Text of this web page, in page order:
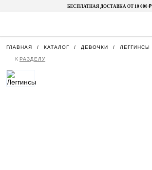
БЕСПЛАТНАЯ ДОСТАВКА ОТ 10 000 ₽
ГЛАВНАЯ КАТАЛОГ ДЕВОЧКИ ЛЕГГИНСЫ
К РАЗДЕЛУ